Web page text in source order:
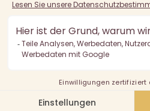
Der Verkauf von Alkohol an
Alkoholmissbrauch ist